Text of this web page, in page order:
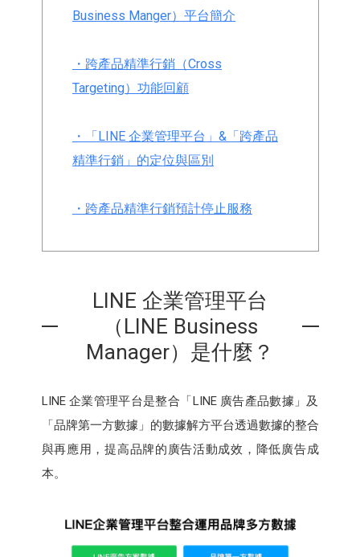
Business Manger） 平台簡介
・跨產品精準行銷（Cross
Targeting） 功能回顧
・「LINE 企業管理平台」&「跨產品
精準行銷」的定位與區別
・跨產品精準行銷預計停止服務
LINE 企業管理平台
（LINE Business
Manager）是什麼？
LINE 企業管理平台是整合「LINE 廣告產品數據」及
「品牌第一方數據」的數據解方平台透過數據的整合
與再應用，提高品牌的廣告活動成效，降低廣告成
本。